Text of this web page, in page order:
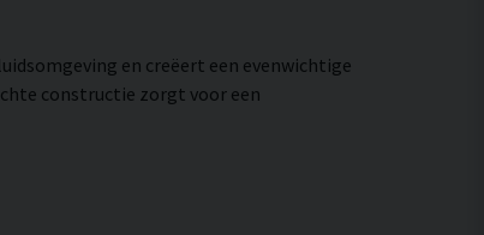
en creëert een evenwichtige
constructie zorgt voor een